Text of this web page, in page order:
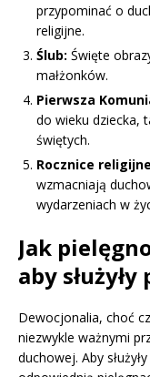
przypominać o
religijne.
Ślub: Święte
małżonków.
Pierwsza
do wieku dziecka,
świętych.
Rocznice
wzmacniają
wydarzeniach w
Jak
aby
Dewocjonalia, choć
niezwykle ważnymi
duchowej. Aby